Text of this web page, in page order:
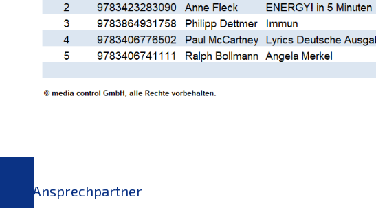
Ansprechpartner